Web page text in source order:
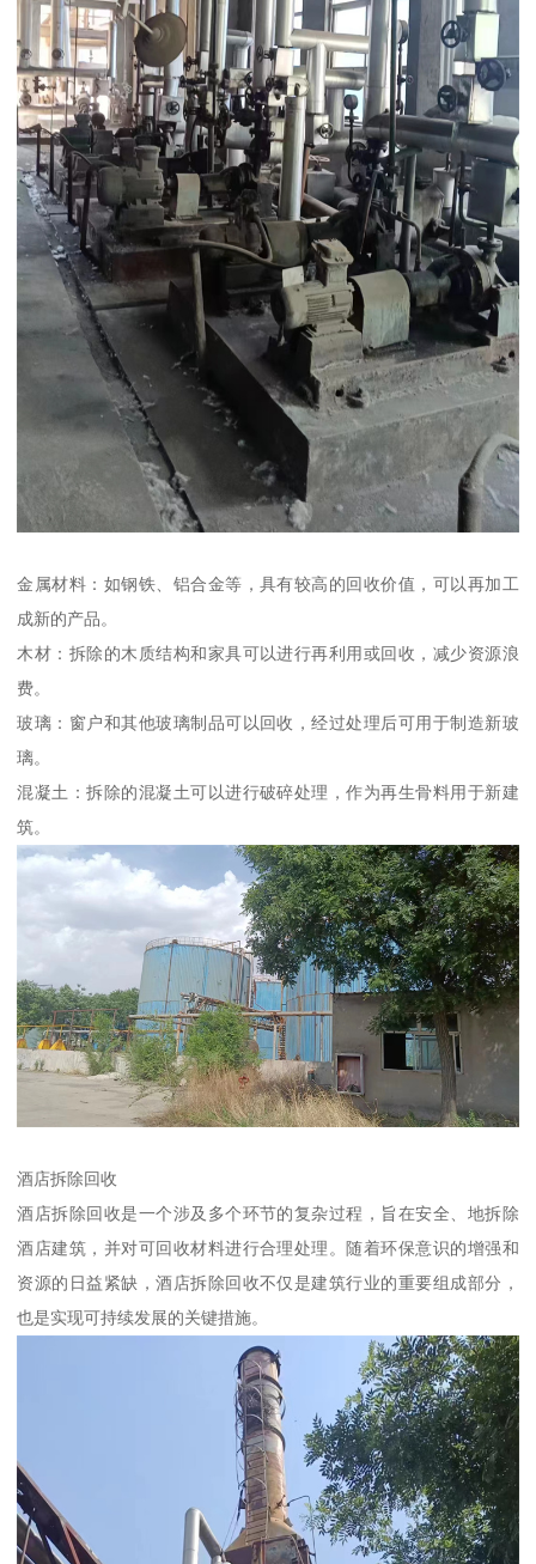
金属材料：如钢铁、铝合金等，具有较高的回收价值，可以再加工
成新的产品。
木材：拆除的木质结构和家具可以进行再利用或回收，减少资源浪
费。
玻璃：窗户和其他玻璃制品可以回收，经过处理后可用于制造新玻
璃。
混凝土：拆除的混凝土可以进行破碎处理，作为再生骨料用于新建
筑。
酒店拆除回收
酒店拆除回收是一个涉及多个环节的复杂过程，旨在安全、地拆除
酒店建筑，并对可回收材料进行合理处理。随着环保意识的增强和
资源的日益紧缺，酒店拆除回收不仅是建筑行业的重要组成部分，
也是实现可持续发展的关键措施。